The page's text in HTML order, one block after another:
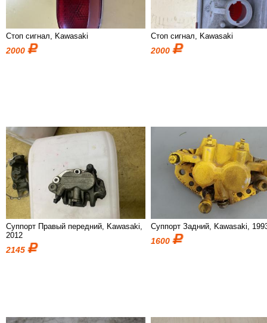
Стоп сигнал, Kawasaki
2000
Стоп сигнал, Kawasaki
2000
Суппорт Правый передний, Kawasaki,
2012
2145
Суппорт Задний, Kawasaki,
1600